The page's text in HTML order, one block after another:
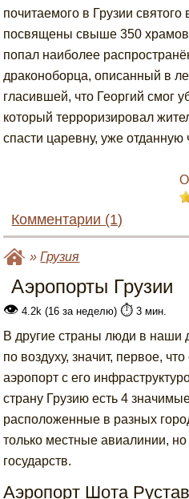
почитаемого в Грузии
посвящены свыше 350
попал наиболее
драконоборца, описанный в
гласившей, что Георгий смог
который терроризировал
спасти царевну, уже
Комментарии (1)
»Грузия
Аэропорты Грузии
👁 4.2k (16 за неделю) ⏱️ 3 мин.
В другие страны люди в наши
по воздуху, значит, первое,
аэропорт с его
страну Грузию есть 4
расположенные в разных
только местные авиалинии,
государств.
Аэропорт Шота